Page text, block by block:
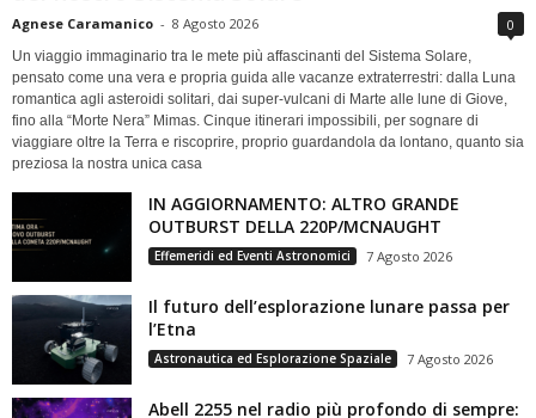
Agnese Caramanico - 8 Agosto 2026 0
Un viaggio immaginario tra le mete più affascinanti del Sistema Solare,
pensato come una vera e propria guida alle vacanze extraterrestri: dalla Luna
romantica agli asteroidi solitari, dai super-vulcani di Marte alle lune di Giove,
fino alla “Morte Nera” Mimas. Cinque itinerari impossibili, per sognare di
viaggiare oltre la Terra e riscoprire, proprio guardandola da lontano, quanto sia
preziosa la nostra unica casa
IN AGGIORNAMENTO: ALTRO GRANDE
OUTBURST DELLA 220P/MCNAUGHT
Effemeridi ed Eventi Astronomici 7 Agosto 2026
Il futuro dell’esplorazione lunare passa per
l’Etna
Astronautica ed Esplorazione Spaziale 7 Agosto 2026
Abell 2255 nel radio più profondo di sempre: